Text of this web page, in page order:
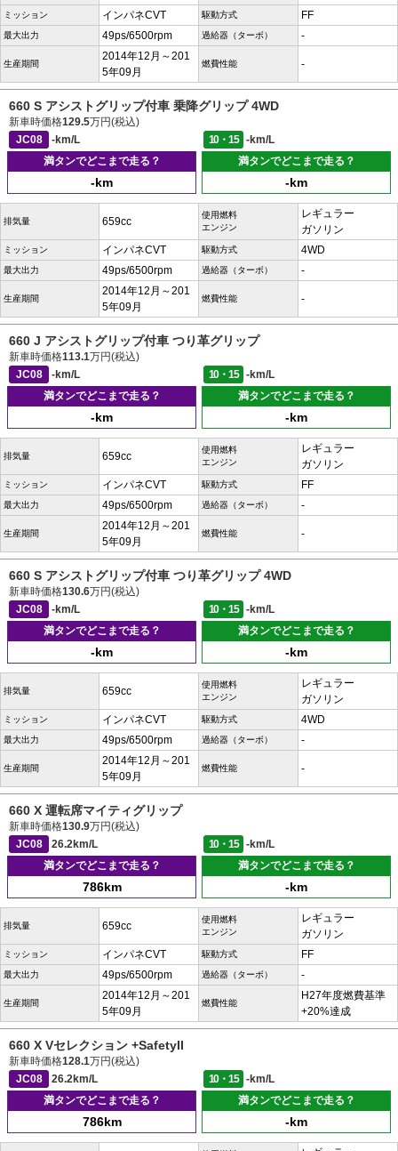
ミッション インパネCVT 駆動方式 FF
最大出力 49ps/6500rpm 過給器（ターボ） -
生産期間
2014年12月～201
5年09月
燃費性能 -
660 S アシストグリップ付車 乗降グリップ 4WD
新車時価格129.5万円(税込)
JC08
-km/L 10・15
-km/L
満タンでどこまで走る？
-km
満タンでどこまで走る？
-km
排気量 659cc
使用燃料
エンジン
レギュラー
ガソリン
ミッション インパネCVT 駆動方式 4WD
最大出力 49ps/6500rpm 過給器（ターボ） -
生産期間
2014年12月～201
5年09月
燃費性能 -
660 J アシストグリップ付車 つり革グリップ
新車時価格113.1万円(税込)
JC08
-km/L 10・15
-km/L
満タンでどこまで走る？
-km
満タンでどこまで走る？
-km
排気量 659cc
使用燃料
エンジン
レギュラー
ガソリン
ミッション インパネCVT 駆動方式 FF
最大出力 49ps/6500rpm 過給器（ターボ） -
生産期間
2014年12月～201
5年09月
燃費性能 -
660 S アシストグリップ付車 つり革グリップ 4WD
新車時価格130.6万円(税込)
JC08
-km/L 10・15
-km/L
満タンでどこまで走る？
-km
満タンでどこまで走る？
-km
排気量 659cc
使用燃料
エンジン
レギュラー
ガソリン
ミッション インパネCVT 駆動方式 4WD
最大出力 49ps/6500rpm 過給器（ターボ） -
生産期間
2014年12月～201
5年09月
燃費性能 -
660 X 運転席マイティグリップ
新車時価格130.9万円(税込)
JC08
26.2km/L 10・15
-km/L
満タンでどこまで走る？
786km
満タンでどこまで走る？
-km
排気量 659cc
使用燃料
エンジン
レギュラー
ガソリン
ミッション インパネCVT 駆動方式 FF
最大出力 49ps/6500rpm 過給器（ターボ） -
生産期間
2014年12月～201
5年09月
燃費性能
H27年度燃費基準
+20%達成
660 X Vセレクション +SafetyII
新車時価格128.1万円(税込)
JC08
26.2km/L 10・15
-km/L
満タンでどこまで走る？
786km
満タンでどこまで走る？
-km